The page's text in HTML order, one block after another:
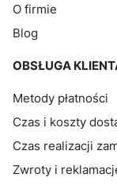
O firmie
Blog
OBSŁUGA
Metody płatności
Czas i koszty
Czas realizacji
Zwroty i